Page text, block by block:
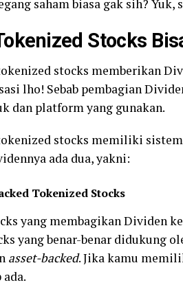
saham biasa gak sih? Yuk,
Stocks
stocks memberikan
lho! Sebab pembagian
dan platform yang gunakan.
stocks memiliki sistem
ada dua, yakni:
Tokenized Stocks
yang membagikan Dividen
yang benar-benar didukung
asset-backed. Jika kamu